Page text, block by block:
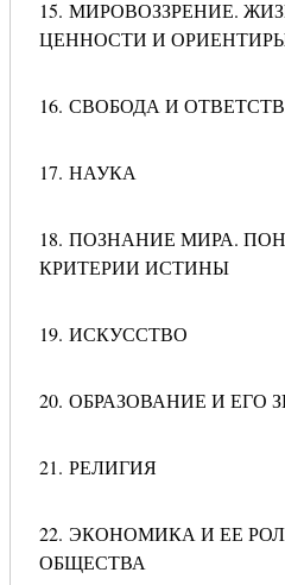
15. МИРОВОЗЗРЕНИЕ.
ЦЕННОСТИ И
16. СВОБОДА И
17. НАУКА
18. ПОЗНАНИЕ МИРА.
КРИТЕРИИ ИСТИНЫ
19. ИСКУССТВО
20. ОБРАЗОВАНИЕ И ЕГО
21. РЕЛИГИЯ
22. ЭКОНОМИКА И ЕЕ
ОБЩЕСТВА